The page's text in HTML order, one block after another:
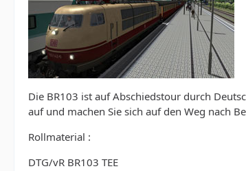
Die BR103 ist auf Abschiedstour durch
auf und machen Sie sich auf den Weg nach
Rollmaterial :
DTG/vR BR103 TEE